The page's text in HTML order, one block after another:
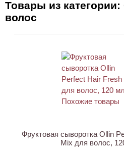
Товары из
волос
Фруктовая сыворотка Ollin
Mix для волос,